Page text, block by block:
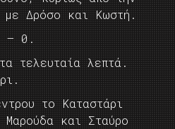
με Δρόσο και Κωστή.
– 0.
τελευταία λεπτά.
το Καταστάρι
και Σταύρο